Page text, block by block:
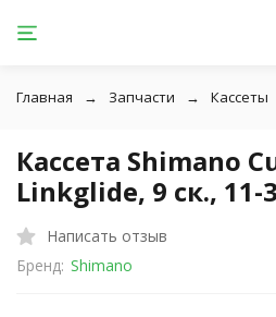
Главная Запчасти Кассеты
Кассета Shimano
Linkglide, 9 ск., 11-
Написать отзыв
Бренд: Shimano